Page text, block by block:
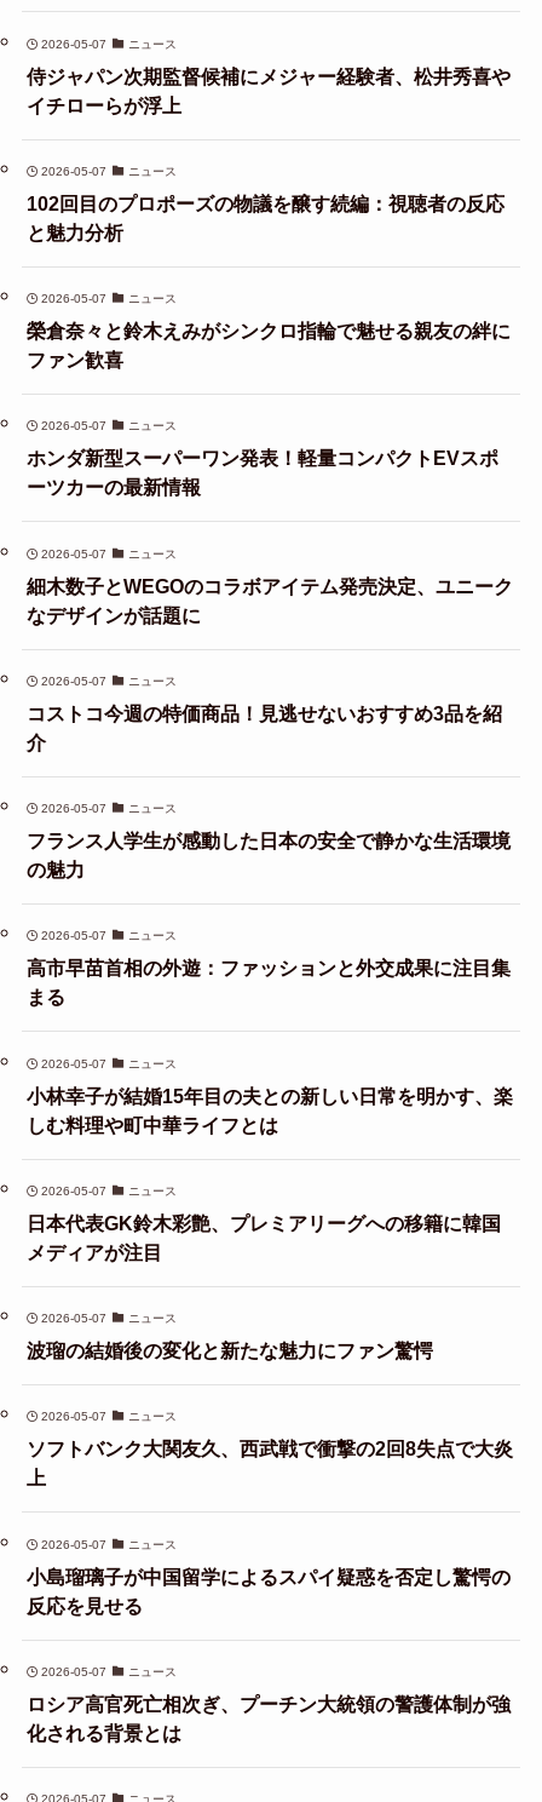
2026-05-07 ニュース
侍ジャパン次期監督候補にメジャー経験者、松井秀喜や
イチローらが浮上
2026-05-07 ニュース
102回目のプロポーズの物議を醸す続編：視聴者の反応
と魅力分析
2026-05-07 ニュース
榮倉奈々と鈴木えみがシンクロ指輪で魅せる親友の絆に
ファン歓喜
2026-05-07 ニュース
ホンダ新型スーパーワン発表！軽量コンパクトEVスポ
ーツカーの最新情報
2026-05-07 ニュース
細木数子とWEGOのコラボアイテム発売決定、ユニーク
なデザインが話題に
2026-05-07 ニュース
コストコ今週の特価商品！見逃せないおすすめ3品を紹
介
2026-05-07 ニュース
フランス人学生が感動した日本の安全で静かな生活環境
の魅力
2026-05-07 ニュース
高市早苗首相の外遊：ファッションと外交成果に注目集
まる
2026-05-07 ニュース
小林幸子が結婚15年目の夫との新しい日常を明かす、楽
しむ料理や町中華ライフとは
2026-05-07 ニュース
日本代表GK鈴木彩艶、プレミアリーグへの移籍に韓国
メディアが注目
2026-05-07 ニュース
波瑠の結婚後の変化と新たな魅力にファン驚愕
2026-05-07 ニュース
ソフトバンク大関友久、西武戦で衝撃の2回8失点で大炎
上
2026-05-07 ニュース
小島瑠璃子が中国留学によるスパイ疑惑を否定し驚愕の
反応を見せる
2026-05-07 ニュース
ロシア高官死亡相次ぎ、プーチン大統領の警護体制が強
化される背景とは
2026-05-07 ニュース